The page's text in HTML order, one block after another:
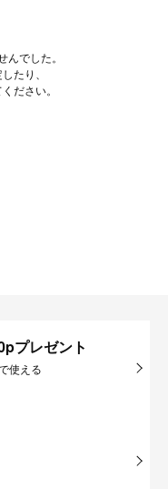
でした。
たり、
ださい。
プレゼント
使える